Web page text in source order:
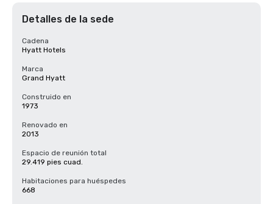
Detalles de la sede
Cadena
Hyatt Hotels
Marca
Grand Hyatt
Construido en
1973
Renovado en
2013
Espacio de reunión total
29.419 pies cuad.
Habitaciones para huéspedes
668